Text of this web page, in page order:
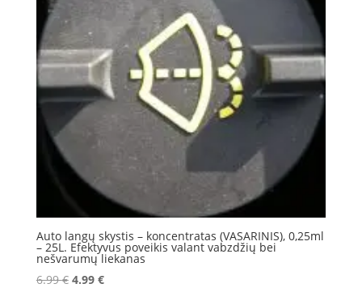
Auto langų skystis – koncentratas (VASARINIS), 0,25ml
– 25L. Efektyvus poveikis valant vabzdžių bei
nešvarumų liekanas
6.99€ Original
4.99 €Current